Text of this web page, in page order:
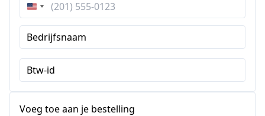
Verenigde
Staten
+1
Bedrijfsnaam
Btw-id
Voeg toe aan je bestelling